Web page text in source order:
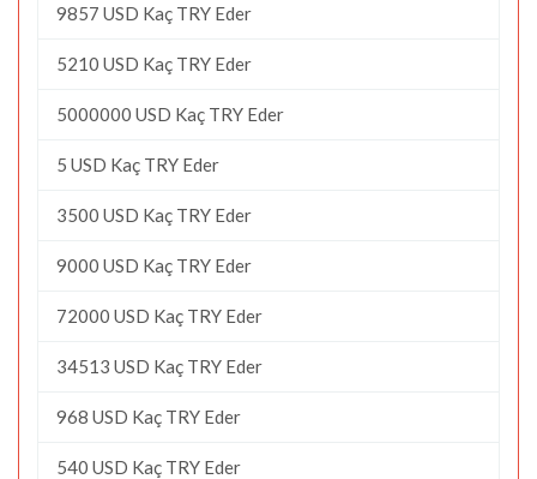
9857 USD Kaç TRY Eder
5210 USD Kaç TRY Eder
5000000 USD Kaç TRY Eder
5 USD Kaç TRY Eder
3500 USD Kaç TRY Eder
9000 USD Kaç TRY Eder
72000 USD Kaç TRY Eder
34513 USD Kaç TRY Eder
968 USD Kaç TRY Eder
540 USD Kaç TRY Eder